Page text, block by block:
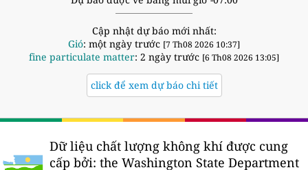
Cập nhật dự báo mới nhất:
Gió: một ngày trước [7 Th08 2026 10:37]
fine particulate matter: 2 ngày trước [6 Th08 2026 13:05]
click để xem dự báo chi tiết
Dữ liệu chất lượng không khí được cung
cấp bởi: the Washington State Department